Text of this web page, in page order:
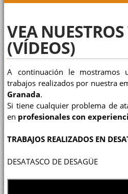
VEA
(VÍDEOS)
A continuación le mostramos
trabajos realizados por nuestra
Granada.
Si tiene cualquier problema de
en profesionales con
TRABAJOS REALIZADOS EN
DESATASCO DE DESAGÜE